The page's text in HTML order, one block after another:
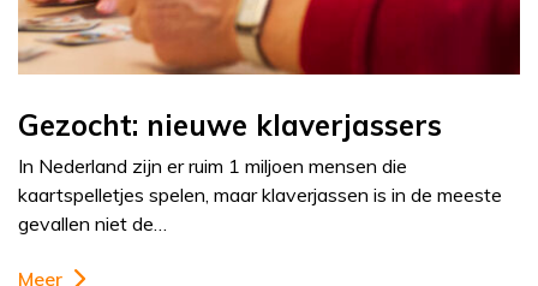
Gezocht: nieuwe klaverjassers
In Nederland zijn er ruim 1 miljoen mensen die
kaartspelletjes spelen, maar klaverjassen is in de meeste
gevallen niet de…
Meer